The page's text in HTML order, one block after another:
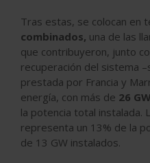
Tras estas, se colocan en
combinados, una de las
que contribuyeron, junto
recuperación del sistema
prestada por Francia y
energía, con más de 26
la potencia total instalada.
representa un 13% de la
de 13 GW instalados.